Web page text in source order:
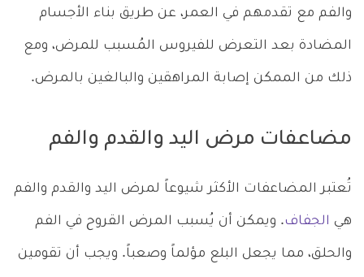
والفم مع تقدمهم في العمر، عن طريق بناء الأجسام
المضادة بعد التعرض للفيروس المُسبب للمرض، ومع
ذلك من الممكن إصابة المراهقين والبالغين بالمرض.
مضاعفات مرض اليد والقدم والفم
تُعتبر المضاعفات الأكثر شيوعاً لمرض اليد والقدم والفم
هي الجفاف. ويمكن أن يُسبب المرض القروح في الفم
والحلق، مما يجعل البلع مؤلماً وصعباً. ويجب أن تقومين